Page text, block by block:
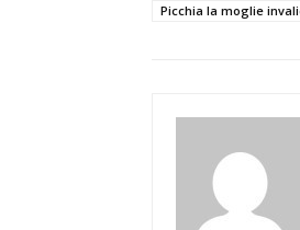
Picchia la moglie